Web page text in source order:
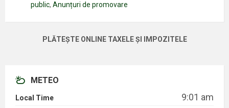
public, Anunțuri de promovare
PLĂTEȘTE ONLINE TAXELE ȘI IMPOZITELE
METEO
Local Time 9:01 am